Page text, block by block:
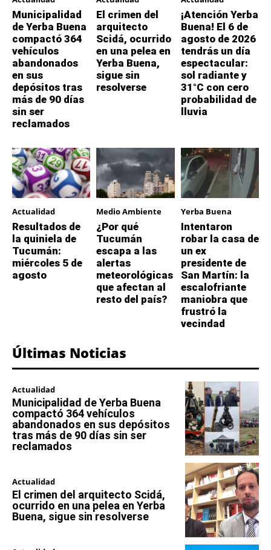
Municipalidad
de Yerba Buena
compactó 364
vehículos
abandonados
en sus
depósitos tras
más de 90 días
sin ser
reclamados
El crimen del
arquitecto
Scidá, ocurrido
en una pelea en
Yerba Buena,
sigue sin
resolverse
¡Atención Yerba
Buena! El 6 de
agosto de 2026
tendrás un día
espectacular:
sol radiante y
31°C con cero
probabilidad de
lluvia
Actualidad
Resultados de
la quiniela de
Tucumán:
miércoles 5 de
agosto
Medio Ambiente
¿Por qué
Tucumán
escapa a las
alertas
meteorológicas
que afectan al
resto del país?
Yerba Buena
Intentaron
robar la casa de
un ex
presidente de
San Martín: la
escalofriante
maniobra que
frustró la
vecindad
Últimas Noticias
Actualidad
Municipalidad de Yerba Buena
compactó 364 vehículos
abandonados en sus depósitos
tras más de 90 días sin ser
reclamados
Actualidad
El crimen del arquitecto Scidá,
ocurrido en una pelea en Yerba
Buena, sigue sin resolverse